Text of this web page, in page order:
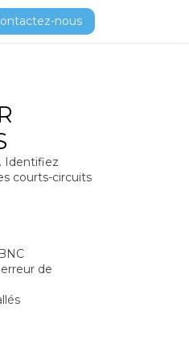
nous
Identifiez
courts-circuits
de